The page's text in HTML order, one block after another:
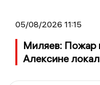
05/08/2026 11:15
Миляев: Пожар
Алексине